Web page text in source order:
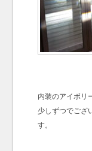
内装のアイボリ
少しずつでござ
す。